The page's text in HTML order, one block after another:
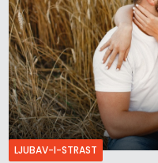
LJUBAV-I-STRAST